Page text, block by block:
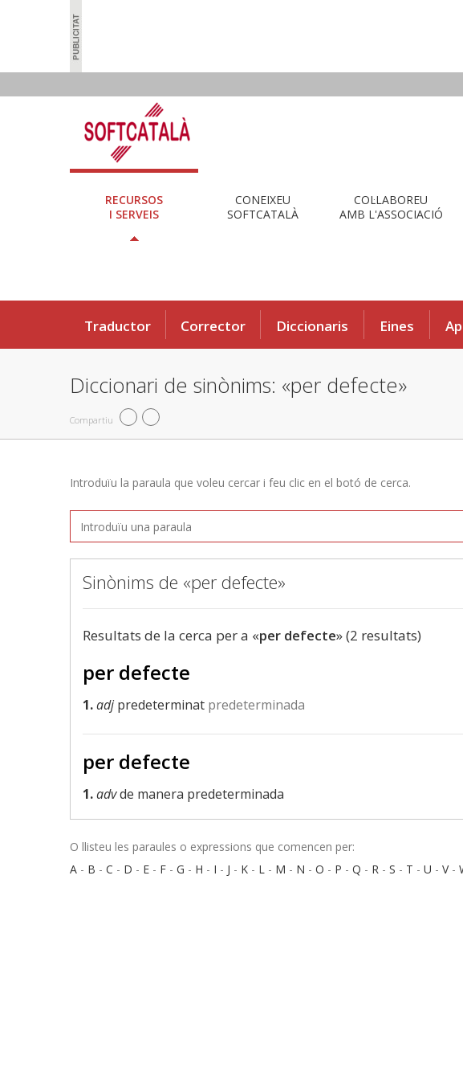
RECURSOS
I SERVEIS
CONEIXEU
SOFTCATALÀ
COL·LABOREU
AMB L'ASSOCIACIÓ
Traductor Corrector Diccionaris Eines
Diccionari de sinònims: «per defecte»
Compartiu
Introduïu la paraula que voleu cercar i feu clic en el botó de cerca.
Sinònims de «per defecte»
Resultats de la cerca per a «per defecte» (2 resultats)
per defecte
1.adjpredeterminat predeterminada
per defecte
1.advde manera predeterminada
O llisteu les paraules o expressions que comencen per:
A - B - C - D - E - F - G - H - I - J - K - L - M - N - O - P - Q - R - S - T - U - V-